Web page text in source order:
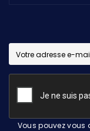
Vous pouvez vous